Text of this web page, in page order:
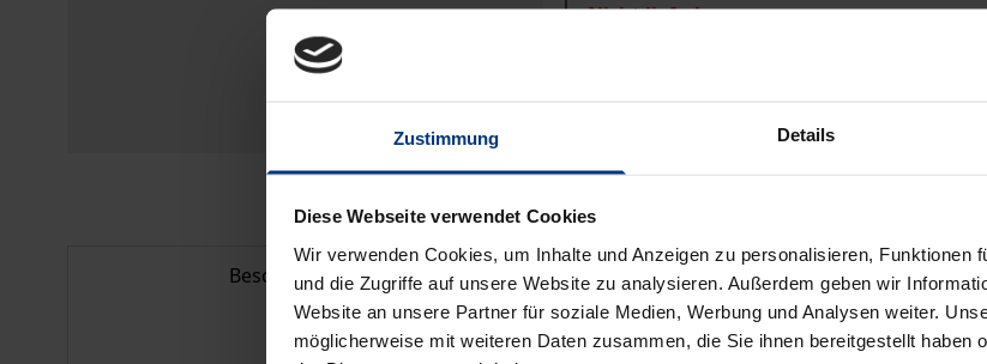
Zustimmung Details
Diese Webseite verwendet Cookies
Wir verwenden Cookies, um Inhalte und Anzeigen zu personalisieren, Funktionen
und die Zugriffe auf unsere Website zu analysieren. Außerdem geben wir
Website an unsere Partner für soziale Medien, Werbung und Analysen weiter.
möglicherweise mit weiteren Daten zusammen, die Sie ihnen bereitgestellt haben
Nicht lieferbar
Beschreibung Bibliografische Angaben